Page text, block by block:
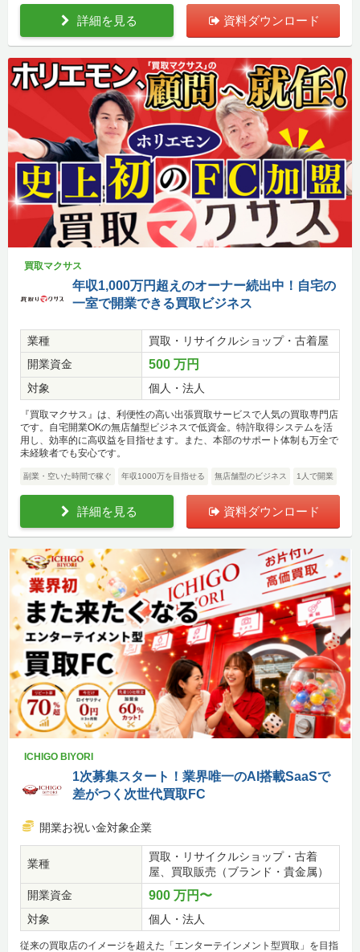
詳細を見る 資料ダウンロード
買取マクサス
年収1,000万円超えのオーナー続出中！自宅の
一室で開業できる買取ビジネス
業種
買取・リサイクルショップ・古着屋
開業資金
500 万円
対象 個人・法人
『買取マクサス』は、利便性の高い出張買取サービスで人気の買取専門店
です。自宅開業OKの無店舗型ビジネスで低資金。特許取得システムを活
用し、効率的に高収益を目指せます。また、本部のサポート体制も万全で
未経験者でも安心です。
副業・空いた時間で稼ぐ 年収1000万を目指せる 無店舗型のビジネス 1人で開業
詳細を見る 資料ダウンロード
ICHIGO BIYORI
1次募集スタート！業界唯一のAI搭載SaaSで
差がつく次世代買取FC
開業お祝い金対象企業
業種
買取・リサイクルショップ・古着
屋、買取販売（ブランド・貴金属）
開業資金
900 万円〜
対象 個人・法人
従来の買取店のイメージを超えた「エンターテインメント型買取」を目指